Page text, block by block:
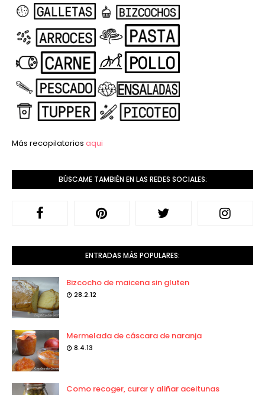
Más recopilatorios aqui
BÚSCAME TAMBIÉN EN LAS REDES SOCIALES:
ENTRADAS MÁS POPULARES:
Bizcocho de maicena sin gluten
28.2.12
Mermelada de cáscara de naranja
8.4.13
Como recoger, curar y aliñar aceitunas